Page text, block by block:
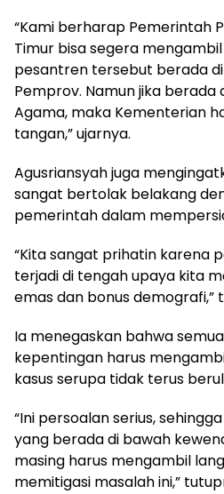
“Kami berharap Pemerintah
Timur bisa segera
pesantren tersebut berada
Pemprov. Namun jika
Agama, maka Kementerian
tangan,” ujarnya.
Agusriansyah juga
sangat bertolak belakang
pemerintah dalam
“Kita sangat prihatin karena
terjadi di tengah upaya kita
emas dan bonus demografi,”
Ia menegaskan bahwa
kepentingan harus
kasus serupa tidak terus
“Ini persoalan serius,
yang berada di bawah
masing harus mengambil
memitigasi masalah ini,”